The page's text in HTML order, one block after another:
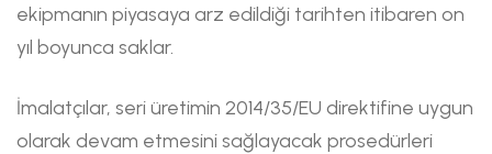
ekipmanın piyasaya arz edildiği tarihten itibaren on
yıl boyunca saklar.
İmalatçılar, seri üretimin 2014/35/EU direktifine uygun
olarak devam etmesini sağlayacak prosedürleri